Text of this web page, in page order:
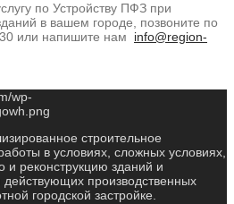
по Устройству ПФЗ при
в вашем городе, позвоните по
или напишите нам info@region-
строительное
в условиях, сложных условиях,
и реконструкцию зданий и
производственных
городской застройке.